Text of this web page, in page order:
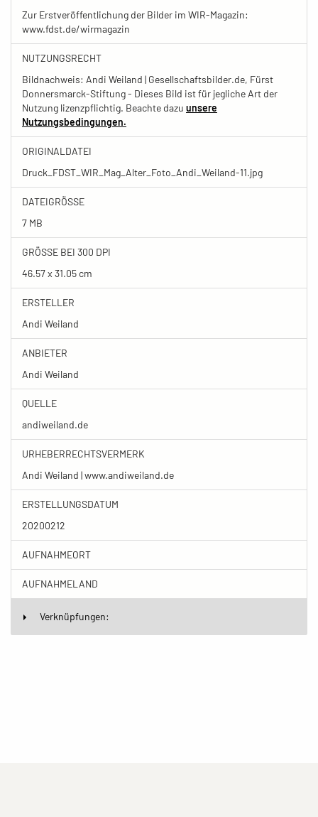
Zur Erstveröffentlichung der Bilder im WIR-Magazin:
www.fdst.de/wirmagazin
NUTZUNGSRECHT
Bildnachweis: Andi Weiland | Gesellschaftsbilder.de, Fürst
Donnersmarck-Stiftung - Dieses Bild ist für jegliche Art der
Nutzung lizenzpflichtig. Beachte dazu unsere
Nutzungsbedingungen.
ORIGINALDATEI
Druck_FDST_WIR_Mag_Alter_Foto_Andi_Weiland-11.jpg
DATEIGRÖSSE
7 MB
GRÖSSE BEI 300 DPI
46.57 x 31.05 cm
ERSTELLER
Andi Weiland
ANBIETER
Andi Weiland
QUELLE
andiweiland.de
URHEBERRECHTSVERMERK
Andi Weiland | www.andiweiland.de
ERSTELLUNGSDATUM
20200212
AUFNAHMEORT
AUFNAHMELAND
Verknüpfungen: